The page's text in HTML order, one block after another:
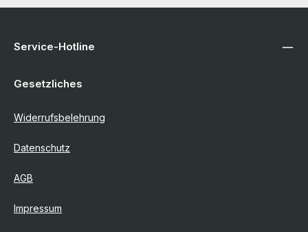
Service-Hotline
Gesetzliches
Widerrufsbelehrung
Datenschutz
AGB
Impressum